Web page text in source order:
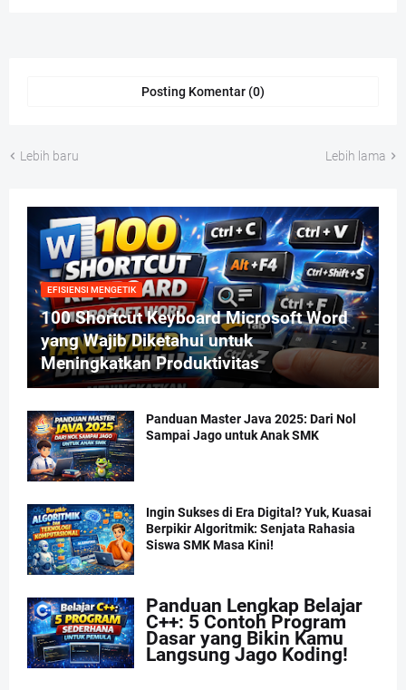
Posting Komentar (0)
Lebih baru Lebih lama
EFISIENSI MENGETIK
100 Shortcut Keyboard Microsoft Word
yang Wajib Diketahui untuk
Meningkatkan Produktivitas
Panduan Master Java 2025: Dari Nol
Sampai Jago untuk Anak SMK
Ingin Sukses di Era Digital? Yuk, Kuasai
Berpikir Algoritmik: Senjata Rahasia
Siswa SMK Masa Kini!
Panduan Lengkap Belajar
C++: 5 Contoh Program
Dasar yang Bikin Kamu
Langsung Jago Koding!